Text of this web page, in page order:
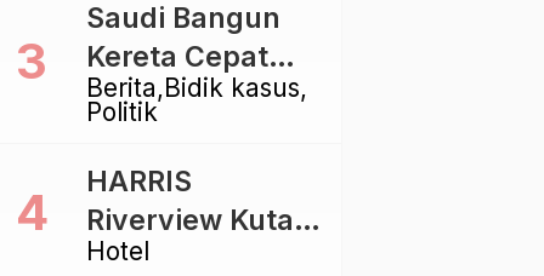
Golkar di
Singaraja
Berita Bidik kasus
Politik
Saudi Bangun
Kereta Cepat
Rp112 Triliun,
Proyek Rp116
Triliun yang
Baru Sampai
Hotel
HARRIS
Riverview Kuta
Bali Tawarkan